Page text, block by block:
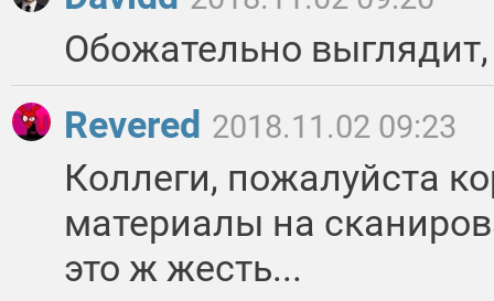
Обожательно выглядит,
Revered 2018.11.02 09:23
Коллеги, пожалуйста
материалы на
это ж жесть...